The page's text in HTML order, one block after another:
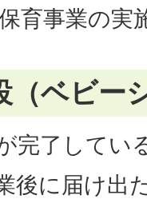
育事業の実
（ベビー
完了してい
後に届け出